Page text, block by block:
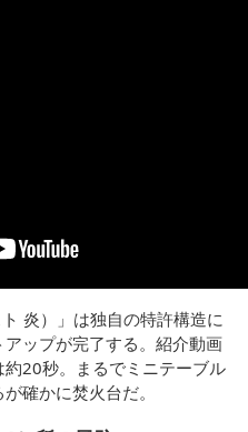
炎）」は独自の特許構造に
ップが完了する。紹介動画
20秒。まるでミニテーブル
確かに焚火台だ。